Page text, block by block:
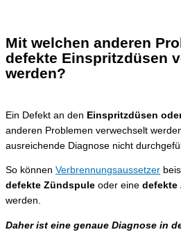
Mit welchen anderen
defekte Einspritzdüsen
werden?
Ein Defekt an den Einspritzdüsen
anderen Problemen verwechselt
ausreichende Diagnose nicht
So können Verbrennungsaussetzer
defekte Zündspule oder eine defekte
werden.
Daher ist eine genaue Diagnose in